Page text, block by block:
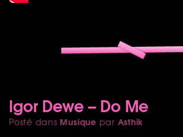
Igor Dewe – Do Me
Posté dans Musique par Asthik